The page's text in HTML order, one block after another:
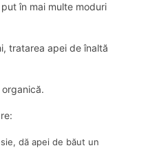
în mai multe moduri
tratarea apei de înaltă
dă apei de băut un